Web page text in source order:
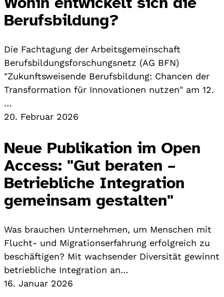
Berufsbildung?
Die Fachtagung der Arbeitsgemeinschaft
Berufsbildungsforschungsnetz (AG BFN)
"Zukunftsweisende Berufsbildung: Chancen der
Transformation für Innovationen nutzen" am 12.
…
20. Februar 2026
Neue Publikation im Open
Access: "Gut beraten –
Betriebliche Integration
gemeinsam gestalten"
Was brauchen Unternehmen, um Menschen mit
Flucht- und Migrationserfahrung erfolgreich zu
beschäftigen? Mit wachsender Diversität gewinnt
betriebliche Integration an…
16. Januar 2026